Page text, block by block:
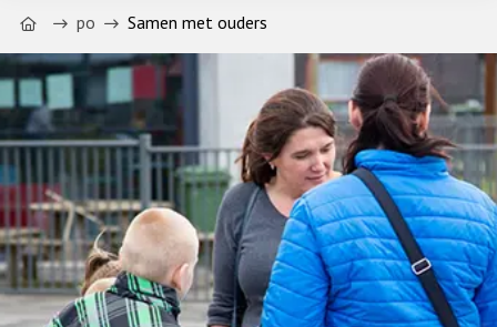
Home po Samen met ouders